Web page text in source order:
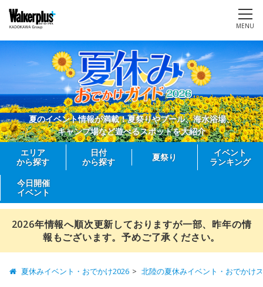
MENU
夏のイベント情報が満載！夏祭りやプール、海水浴場、
キャンプ場など遊べるスポットを大紹介
エリア
から探す
日付
から探す
夏祭り
イベント
ランキング
今日開催
イベント
2026年情報へ順次更新しておりますが一部、昨年の情
報もございます。予めご了承ください。
夏休みイベント・おでかけ2026 北陸の夏休みイベント・おでかけ